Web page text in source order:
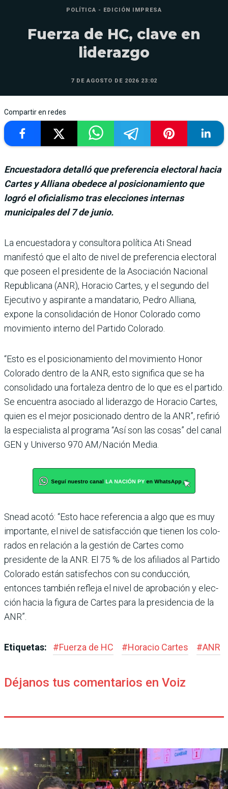
POLÍTICA - EDICIÓN IMPRESA
Fuerza de HC, clave en
liderazgo
7 DE AGOSTO DE 2026 23:02
Compartir en redes
Encuestadora detalló que preferencia electoral hacia
Cartes y Alliana obedece al posicionamiento que
logró el oficialismo tras elecciones internas
municipales del 7 de junio.
La encuestadora y consultora política Ati Snead
manifestó que el alto de nivel de prefe­rencia electoral
que poseen el presidente de la Asociación Nacional
Republicana (ANR), Horacio Cartes, y el segundo del
Ejecutivo y aspirante a mandatario, Pedro Alliana,
expone la consolidación de Honor Colorado como
movi­miento interno del Partido Colorado.
“Esto es el posi­cionamiento del movimiento Honor
Colorado dentro de la ANR, esto significa que se ha
consolidado una fortaleza dentro de lo que es el partido.
Se encuentra asociado al lide­razgo de Horacio Cartes,
quien es el mejor posicionado dentro de la ANR”, refirió
la especia­lista al programa “Así son las cosas” del canal
GEN y Uni­verso 970 AM/Nación Media.
Snead acotó: “Esto hace referencia a algo que es muy
importante, el nivel de satis­facción que tienen los colo­
rados en relación a la gestión de Cartes como
presidente de la ANR. El 75 % de los afilia­dos al Partido
Colorado están satisfechos con su conduc­ción,
entonces también refleja el nivel de aprobación y elec­
ción hacia la figura de Car­tes para la presidencia de la
ANR”.
Etiquetas: #Fuerza de HC #Horacio Cartes #ANR
Déjanos tus comentarios en Voiz